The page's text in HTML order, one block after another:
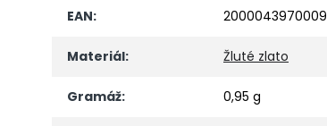
EAN: 2000043970009
Materiál: Žluté zlato
Gramáž: 0,95 g